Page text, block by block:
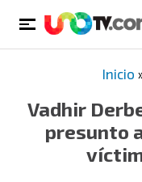
Inicio
Vadhir
presunto